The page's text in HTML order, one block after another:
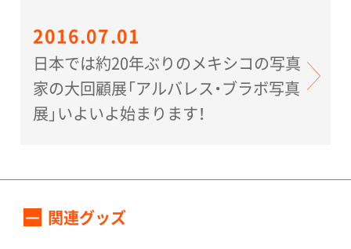
2016.07.01
日本では約20年ぶりのメキシコの写真
家の大回顧展「アルバレス・ブラボ写真
展」いよいよ始まります！
関連グッズ